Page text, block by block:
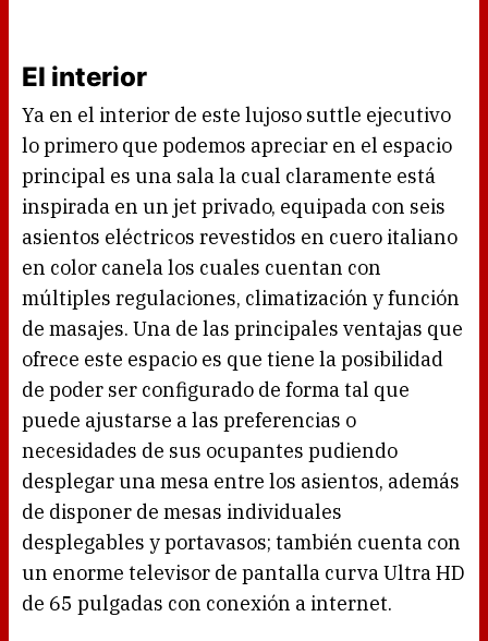
El interior
Ya en el interior de este lujoso suttle ejecutivo
lo primero que podemos apreciar en el espacio
principal es una sala la cual claramente está
inspirada en un jet privado, equipada con seis
asientos eléctricos revestidos en cuero italiano
en color canela los cuales cuentan con
múltiples regulaciones, climatización y función
de masajes. Una de las principales ventajas que
ofrece este espacio es que tiene la posibilidad
de poder ser configurado de forma tal que
puede ajustarse a las preferencias o
necesidades de sus ocupantes pudiendo
desplegar una mesa entre los asientos, además
de disponer de mesas individuales
desplegables y portavasos; también cuenta con
un enorme televisor de pantalla curva Ultra HD
de 65 pulgadas con conexión a internet.